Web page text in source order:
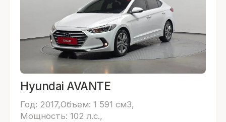
Hyundai AVANTE
Год: 2017 Объем: 1 591 см3
Мощность: 102 л.с.